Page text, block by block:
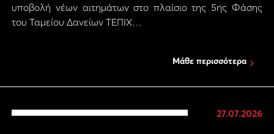
υποβολή νέων αιτημάτων στο πλαίσιο της 5ης Φάσης
του Ταμείου Δανείων ΤΕΠΙΧ…
Μάθε περισσότερα
27.07.2026